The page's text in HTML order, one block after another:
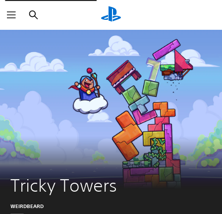
Buscar
Tricky Towers
WEIRDBEARD